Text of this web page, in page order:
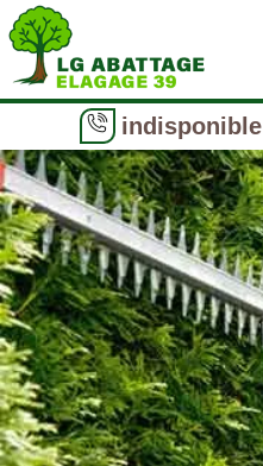
indisponible